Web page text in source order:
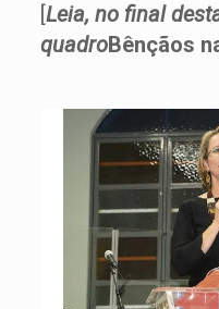
[Leia, no final
quadroBênçãos